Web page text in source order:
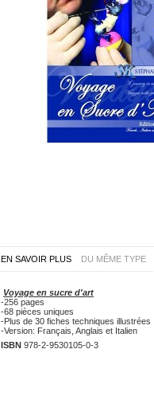
EN SAVOIR PLUS DU MÊME TYPE
Voyage en sucre d'art
-256 pages
-68 pièces uniques
-Plus de 30 fiches techniques illustrées
-Version: Français, Anglais et Italien
ISBN 978-2-9530105-0-3